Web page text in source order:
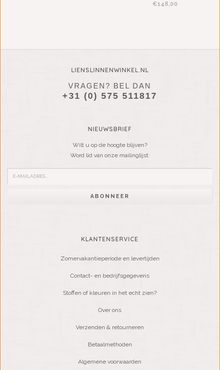
€148,00
LIENSLINNENWINKEL.NL
VRAGEN? BEL DAN
+31 (0) 575 511817
NIEUWSBRIEF
Wilt u op de hoogte blijven?
Word lid van onze mailinglijst:
ABONNEER
KLANTENSERVICE
Zomervakantieperiode en levertijden
Contact- en bedrijfsgegevens
Stoffen of kleuren in het echt zien?
Over ons
Verzenden & retourneren
Betaalmethoden
Algemene voorwaarden